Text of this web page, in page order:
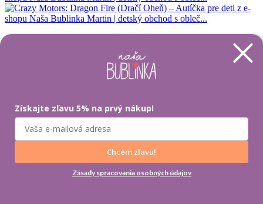
Crazy Motors - Uletené autíčka je kolekcia s plnými obrátkami.
myšlienky vytvoriť pretekárov a vodičov a následne jedinečné autá,
ktoré sú výrazom ich výstrednej osobnosti.
Pridať do košíka
Získajte zľavu 5% na prvý nákup!
Chcem zľavu!
Zásady spracovania osobných údajov